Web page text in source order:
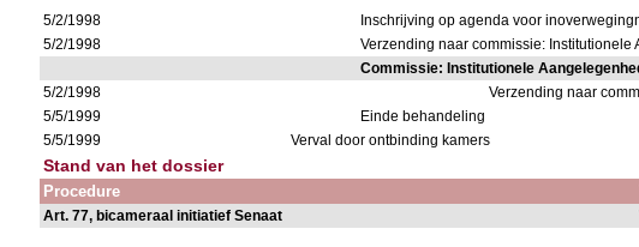
5/2/1998
Inschrijving op agenda voor
5/2/1998
Verzending naar commissie: Institutionele
Commissie: Institutionele
5/2/1998
Verzending naar
5/5/1999
Einde behandeling
5/5/1999
Verval door ontbinding kamers
Stand van het dossier
Procedure
Art. 77, bicameraal initiatief Senaat